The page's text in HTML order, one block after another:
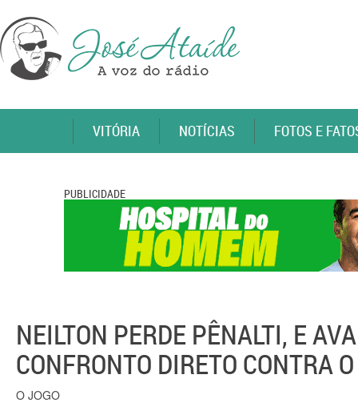
VITÓRIA NOTÍCIAS FOTOS E
PUBLICIDADE
NEILTON PERDE PÊNALTI, E
CONFRONTO DIRETO CONTRA
O JOGO